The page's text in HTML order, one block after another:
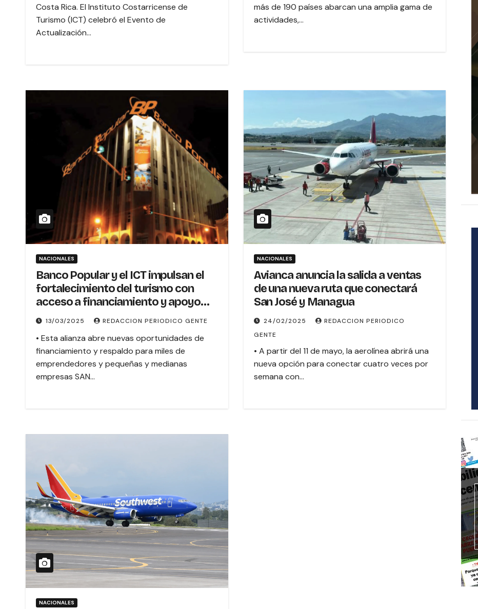
Costa Rica. El Instituto Costarricense de
Turismo (ICT) celebró el Evento de
Actualización…
más de 190 países abarcan una amplia gama de
actividades,…
NACIONALES
Banco Popular y el ICT impulsan el
fortalecimiento del turismo con
acceso a financiamiento y apoyo
técnico
13/03/2025 REDACCION PERIODICO GENTE
• Esta alianza abre nuevas oportunidades de
financiamiento y respaldo para miles de
emprendedores y pequeñas y medianas
empresas SAN…
NACIONALES
Avianca anuncia la salida a ventas
de una nueva ruta que conectará
San José y Managua
24/02/2025
REDACCION PERIODICO
GENTE
• A partir del 11 de mayo, la aerolínea abrirá una
nueva opción para conectar cuatro veces por
semana con…
NACIONALES